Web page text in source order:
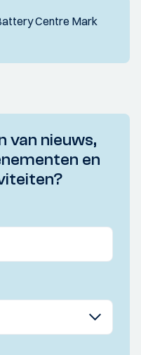
Centre Mark
van nieuws,
en